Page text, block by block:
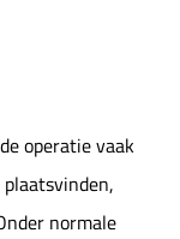
operatie vaak
normale